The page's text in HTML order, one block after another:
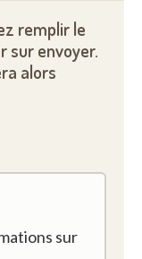
remplir le
sur envoyer.
alors